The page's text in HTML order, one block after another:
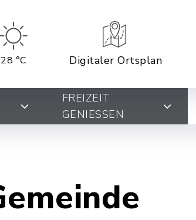
28 °C Digitaler Ortsplan
FREIZEIT
GENIESSEN